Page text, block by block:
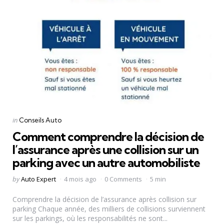
Categories
Posted
in Conseils Auto
Comment comprendre la décision de
l’assurance après une collision sur un
parking avec un autre automobiliste
Posted
byAuto Expert 4 mois ago 0 Comments 5 min
Comprendre la décision de l’assurance après collision sur
parking Chaque année, des milliers de collisions surviennent
sur les parkings, où les responsabilités ne sont...